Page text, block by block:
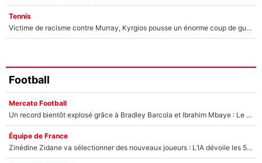
Tennis
Victime de racisme contre Murray, Kyrgios pousse un énorme coup de gueule !
Football
Mercato Football
Un record bientôt explosé grâce à Bradley Barcola et Ibrahim Mbaye : Le PSG sur le point de réaliser un mercato historique ?
Équipe de France
Zinédine Zidane va sélectionner des nouveaux joueurs : L’IA dévoile les 5 cracks qui pourraient rapidement le rejoindre en équipe de France !